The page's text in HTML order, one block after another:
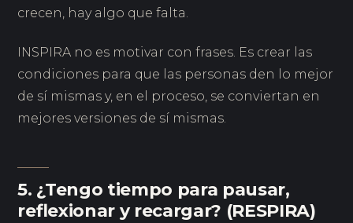
crecen, hay algo que falta.
INSPIRA no es motivar con frases. Es crear las
condiciones para que las personas den lo mejor
de sí mismas y, en el proceso, se conviertan en
mejores versiones de sí mismas.
5. ¿Tengo tiempo para pausar,
reflexionar y recargar? (RESPIRA)